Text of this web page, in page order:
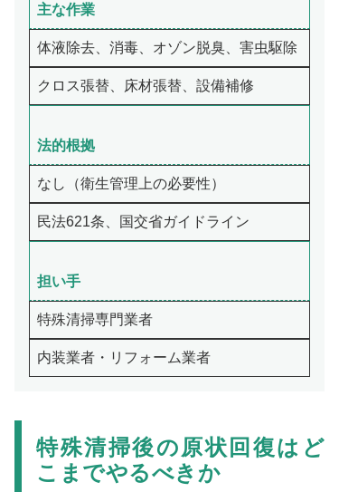
主な作業
体液除去、消毒、オゾン脱臭、害虫駆除
クロス張替、床材張替、設備補修
法的根拠
なし（衛生管理上の必要性）
民法621条、国交省ガイドライン
担い手
特殊清掃専門業者
内装業者・リフォーム業者
特殊清掃後の原状回復はど
こまでやるべきか